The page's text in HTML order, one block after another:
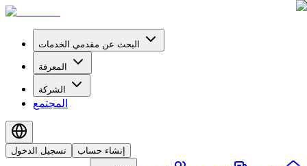
البحث عن مقدمي الخدمات
المعرفة
الشركة
المجتمع
تسجيل الدخول إنشاء حساب